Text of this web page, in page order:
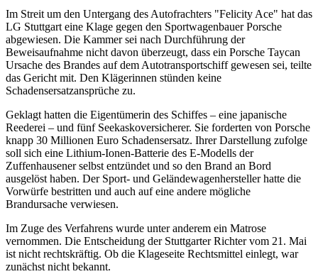
Im Streit um den Untergang des Autofrachters "Felicity Ace" hat das
LG Stuttgart eine Klage gegen den Sportwagenbauer Porsche
abgewiesen. Die Kammer sei nach Durchführung der
Beweisaufnahme nicht davon überzeugt, dass ein Porsche Taycan
Ursache des Brandes auf dem Autotransportschiff gewesen sei, teilte
das Gericht mit. Den Klägerinnen stünden keine
Schadensersatzansprüche zu.
Geklagt hatten die Eigentümerin des Schiffes – eine japanische
Reederei – und fünf Seekaskoversicherer. Sie forderten von Porsche
knapp 30 Millionen Euro Schadensersatz. Ihrer Darstellung zufolge
soll sich eine Lithium-Ionen-Batterie des E-Modells der
Zuffenhausener selbst entzündet und so den Brand an Bord
ausgelöst haben. Der Sport- und Geländewagenhersteller hatte die
Vorwürfe bestritten und auch auf eine andere mögliche
Brandursache verwiesen.
Im Zuge des Verfahrens wurde unter anderem ein Matrose
vernommen. Die Entscheidung der Stuttgarter Richter vom 21. Mai
ist nicht rechtskräftig. Ob die Klageseite Rechtsmittel einlegt, war
zunächst nicht bekannt.